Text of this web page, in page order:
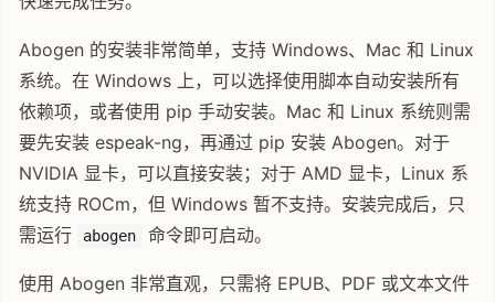
Abogen 的安装非常简单，支持 Windows、Mac 和 Linux
系统。在 Windows 上，可以选择使用脚本自动安装所有
依赖项，或者使用 pip 手动安装。Mac 和 Linux 系统则需
要先安装 espeak-ng，再通过 pip 安装 Abogen。对于
NVIDIA 显卡，可以直接安装；对于 AMD 显卡，Linux 系
统支持 ROCm，但 Windows 暂不支持。安装完成后，只
需运行
abogen 命令即可启动。
使用 Abogen 非常直观，只需将 EPUB、PDF 或文本文件